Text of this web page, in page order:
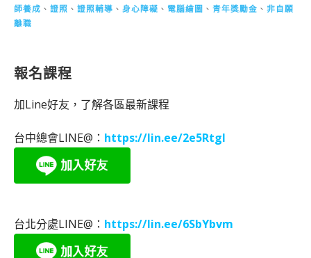
師養成 、 證照 、 證照輔導 、 身心障礙 、 電腦繪圖 、 青年獎勵金 、 非自願
離職
報名課程
加Line好友，了解各區最新課程
台中總會LINE@： https://lin.ee/2e5RtgI
台北分處LINE@： https://lin.ee/6SbYbvm